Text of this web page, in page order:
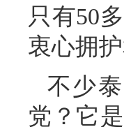
只有50
衷心拥
不少
党？它